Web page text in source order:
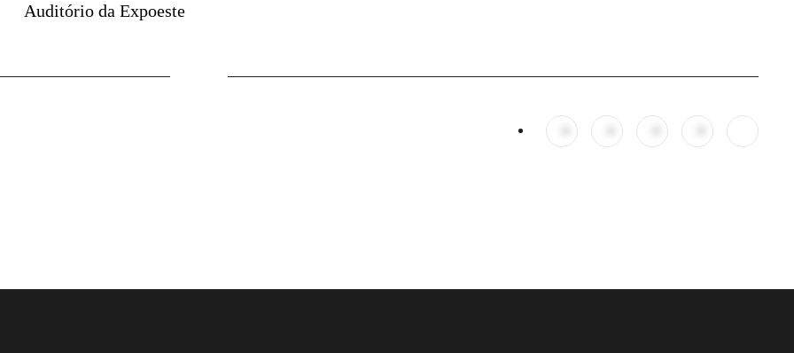
Auditório da Expoeste